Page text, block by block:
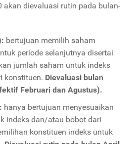
akan dievaluasi rutin pada bulan-
bertujuan memilih saham
periode selanjutnya disertai
jumlah saham untuk indeks
konstituen. Dievaluasi bulan
Februari dan Agustus).
hanya bertujuan menyesuaikan
indeks dan/atau bobot dari
konstituen indeks untuk